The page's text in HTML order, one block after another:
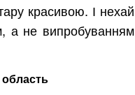
красивою. І нехай
а не випробуванням
область